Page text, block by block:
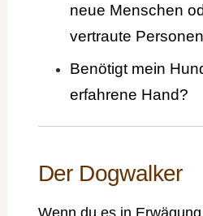
herauszufinden, wo die
Problems liegt, um dann
neue Menschen
vertraute
Benötigt mein
erfahrene Hand?
Der Dogwalker